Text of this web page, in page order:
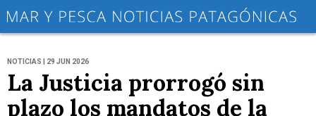
NOTICIAS | 29 JUN 2026
La Justicia prorrogó sin
plazo los mandatos de la